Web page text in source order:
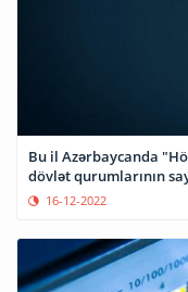
Bu il Azərbaycanda
dövlət qurumlarının
16-12-2022